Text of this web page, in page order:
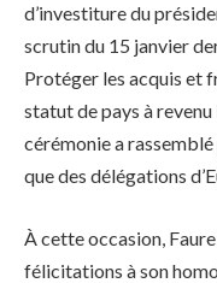
d’investiture du
scrutin du 15 janvier
Protéger les acquis et
statut de pays à
cérémonie a
que des délégations
À cette occasion,
félicitations à son